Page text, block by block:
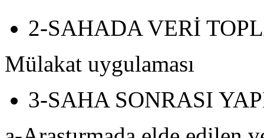
2-SAHADA VERİ
Mülakat uygulaması
3-SAHA SONRASI